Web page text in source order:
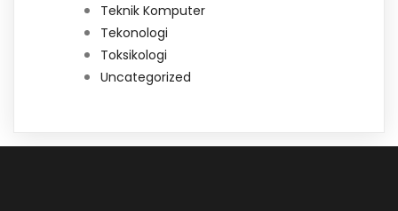
Teknik Komputer
Tekonologi
Toksikologi
Uncategorized